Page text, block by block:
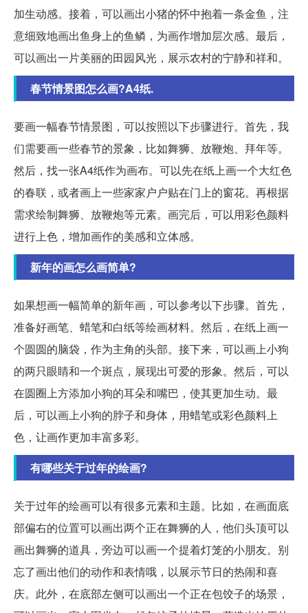
加生动感。接着，可以画出小猪的怀中抱着一条金鱼，注
意细致地画出鱼身上的鱼鳞，为画作增加层次感。最后，
可以画出一片美丽的田园风光，展示农村的宁静和祥和。
春节情景图怎么画?A4纸.
要画一幅春节情景图，可以按照以下步骤进行。首先，我
们需要画一些春节的景象，比如舞狮、放鞭炮、拜年等。
然后，找一张A4纸作为画布。可以先在纸上画一个大红色
的春联，或者画上一些家家户户贴在门上的窗花。再根据
需求绘制舞狮、放鞭炮等元素。画完后，可以用彩色颜料
进行上色，增加画作的美感和立体感。
新年的画怎么画简单?
如果想画一幅简单的新年画，可以参考以下步骤。首先，
准备好画笔、蜡笔和白纸等绘画材料。然后，在纸上画一
个圆圆的脑袋，作为主角的头部。接下来，可以画上小狗
的两只眼睛和一个斑点，展现出可爱的形象。然后，可以
在圆圈上方添加小狗的耳朵和嘴巴，使其更加生动。最
后，可以画上小狗的脖子和身体，用蜡笔或彩色颜料上
色，让画作更加丰富多彩。
有哪些关于过年的绘画?
关于过年的绘画可以有很多元素和主题。比如，在画面底
部偏右的位置可以画出两个正在舞狮的人，他们头顶可以
画出舞狮的道具，旁边可以画一个提着灯笼的小朋友。别
忘了画出他们的动作和表情哦，以展示节日的热闹和喜
庆。此外，在底部左侧可以画出一个正在包饺子的场景，